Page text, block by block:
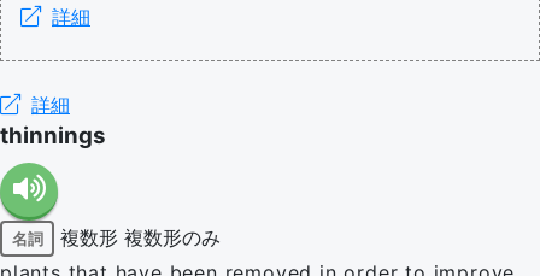
詳細
詳細
thinnings
名詞 複数形 複数形のみ